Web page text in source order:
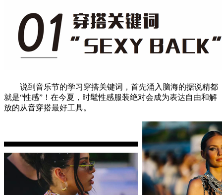
说到音乐节的学习穿搭关键词，首先涌入脑海的据说精都
就是“性感”！在今夏，时髦性感服装绝对会成为表达自由和解
放的从音穿搭最好工具。